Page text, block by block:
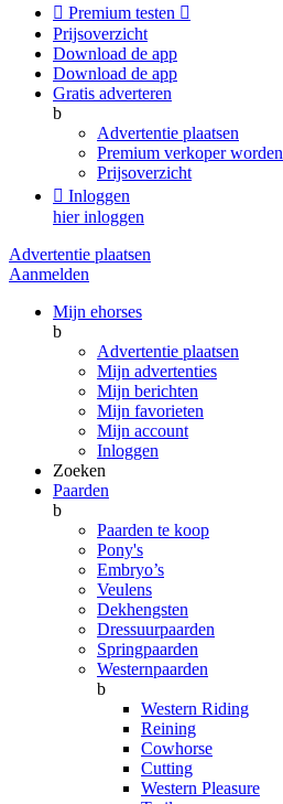
 Premium testen 
Prijsoverzicht
Download de app
Download de app
Gratis adverteren
b
Advertentie plaatsen
Premium verkoper worden
Prijsoverzicht
 Inloggen
hier inloggen
Advertentie plaatsen
Aanmelden
Mijn ehorses
b
Advertentie plaatsen
Mijn advertenties
Mijn berichten
Mijn favorieten
Mijn account
Inloggen
Zoeken
Paarden
b
Paarden te koop
Pony's
Embryo’s
Veulens
Dekhengsten
Dressuurpaarden
Springpaarden
Westernpaarden
b
Western Riding
Reining
Cowhorse
Cutting
Western Pleasure